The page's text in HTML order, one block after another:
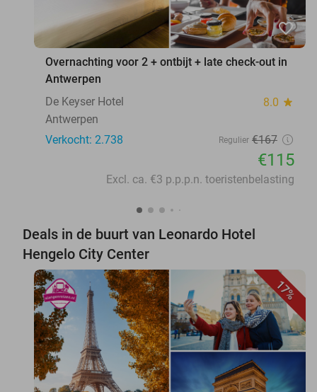
favorite_border
Overnachting voor 2 + ontbijt + late check-out in
Antwerpen
De Keyser Hotel
8.0 star
Antwerpen
Verkocht: 2.738
Regulier €167
€115
Excl. ca. €3 p.p.p.n. toeristenbelasting
Deals in de buurt van Leonardo Hotel
Hengelo City Center
17%